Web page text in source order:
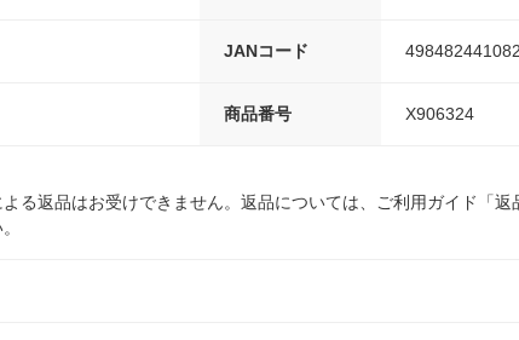
JANコード
商品番号 X906324
る返品はお受けできません。返品については、ご利用ガイド「